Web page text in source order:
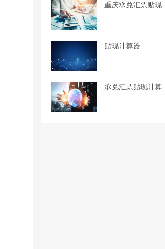
重庆承兑汇票贴现
贴现计算器
承兑汇票贴现计算